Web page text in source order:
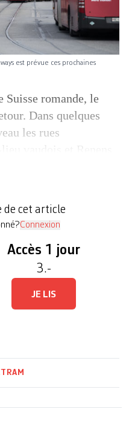
est prévue ces prochaines
Suisse romande, le
Dans quelques
les rues
de cet article
Connexion
Accès 1 jour
3.-
JE LIS
TRAM